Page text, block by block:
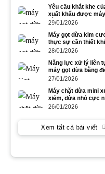
Yêu cầu khắt khe
xuất khẩu được máy
bằng điện đáp ứng ra
29/01/2026
Máy gọt dừa kim
thực sự cần thiết
dừa xuất khẩu số
28/01/2026
Năng lực xử lý liên
máy gọt dừa bằng
gọt dừa to trong cao
27/01/2026
Máy chặt dừa mini
xiêm, dừa nhỏ cực
tiết kiệm công lao
26/01/2026
Xem tất cả bài viết